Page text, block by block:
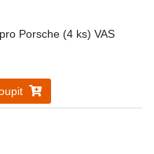
Porsche (4 ks) VAS